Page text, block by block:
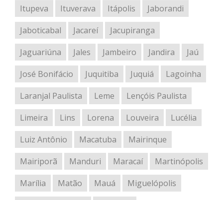
Itupeva
Ituverava Itápolis
Jaborandi
Jaboticabal
Jacareí
Jacupiranga
Jaguariúna
Jales Jambeiro Jandira
Jaú
José Bonifácio
Juquitiba Juquiá
Lagoinha
Laranjal Paulista
Leme
Lençóis Paulista
Limeira
Lins Lorena Louveira
Lucélia
Luiz Antônio
Macatuba
Mairinque
Mairiporã
Manduri Maracaí
Martinópolis
Marília
Matão Mauá
Miguelópolis